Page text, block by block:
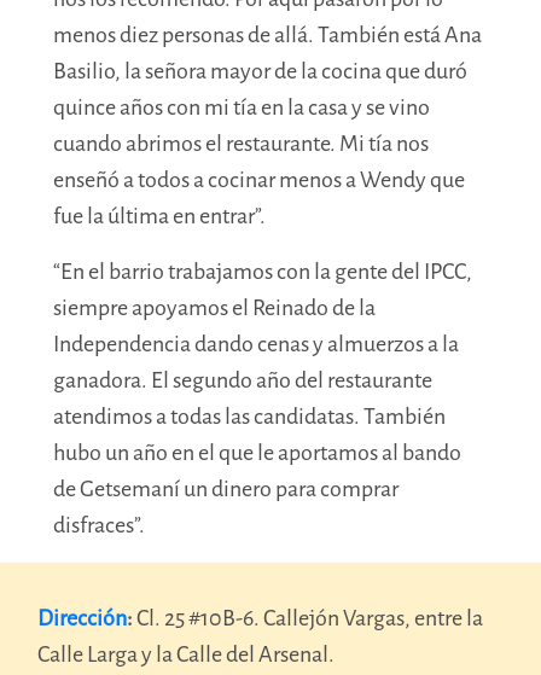
menos diez personas de allá. También está Ana
Basilio, la señora mayor de la cocina que duró
quince años con mitíaen la casa y se vino
cuando abrimos el restaurante. Mi tía nos
enseñó a todos a cocinar menos a Wendy que
fue la última en entrar”.
“En el barrio trabajamos con la gente del IPCC,
siempre apoyamos el Reinado de la
Independencia dando cenas y almuerzos a la
ganadora. El segundo año del restaurante
atendimos a todas las candidatas. También
hubo un año en el que le aportamos al bando
de Getsemaní un dinero para comprar
disfraces”.
Dirección:Cl. 25 #10B-6. Callejón Vargas, entre la
Calle Larga y la Calle del Arsenal.